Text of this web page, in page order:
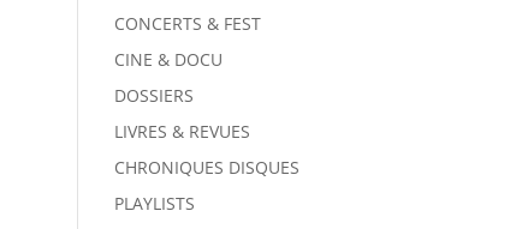
CONCERTS & FEST
CINE & DOCU
DOSSIERS
LIVRES & REVUES
CHRONIQUES DISQUES
PLAYLISTS